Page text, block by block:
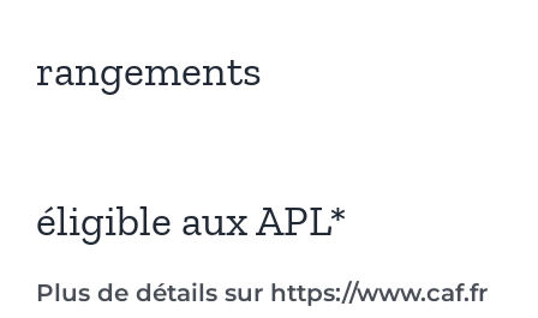
rangements
éligible aux APL*
Plus de détails sur https://www.caf.fr